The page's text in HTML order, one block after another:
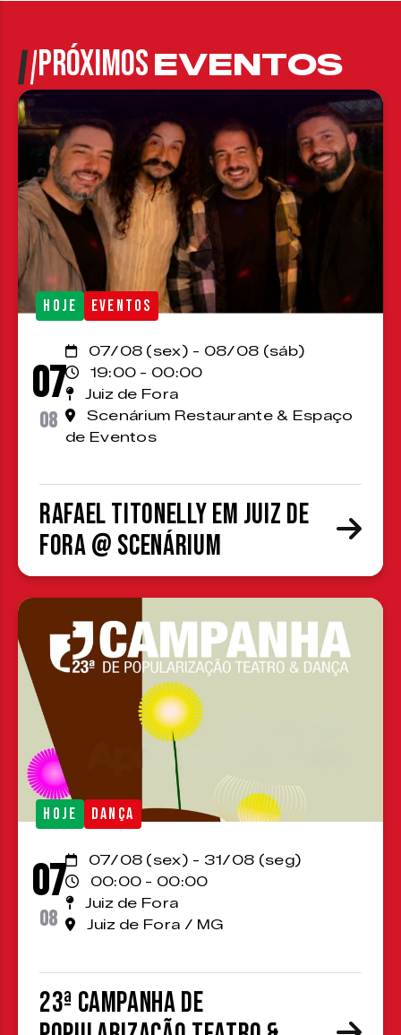
PRÓXIMOSEVENTOS
HOJE EVENTOS
07
08
07/08 (sex) - 08/08 (sáb)
19:00 - 00:00
Juiz de Fora
Scenárium Restaurante & Espaço
de Eventos
Rafael Titonelly em Juiz de
Fora @ Scenárium
HOJE DANÇA
07
08
07/08 (sex) - 31/08 (seg)
00:00 - 00:00
Juiz de Fora
Juiz de Fora / MG
23ª Campanha de